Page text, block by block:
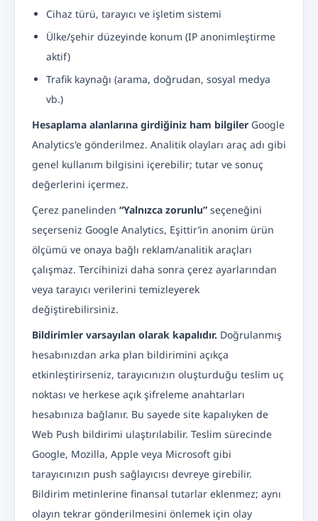
Cihaz türü, tarayıcı ve işletim sistemi
Ülke/şehir düzeyinde konum (IP anonimleştirme
aktif)
Trafik kaynağı (arama, doğrudan, sosyal medya
vb.)
Hesaplama alanlarına girdiğiniz ham bilgiler Google
Analytics'e gönderilmez. Analitik olayları araç adı gibi
genel kullanım bilgisini içerebilir; tutar ve sonuç
değerlerini içermez.
Çerez panelinden “Yalnızca zorunlu” seçeneğini
seçerseniz Google Analytics, Eşittir’in anonim ürün
ölçümü ve onaya bağlı reklam/analitik araçları
çalışmaz. Tercihinizi daha sonra çerez ayarlarından
veya tarayıcı verilerini temizleyerek
değiştirebilirsiniz.
Bildirimler varsayılan olarak kapalıdır. Doğrulanmış
hesabınızdan arka plan bildirimini açıkça
etkinleştirirseniz, tarayıcınızın oluşturduğu teslim uç
noktası ve herkese açık şifreleme anahtarları
hesabınıza bağlanır. Bu sayede site kapalıyken de
Web Push bildirimi ulaştırılabilir. Teslim sürecinde
Google, Mozilla, Apple veya Microsoft gibi
tarayıcınızın push sağlayıcısı devreye girebilir.
Bildirim metinlerine finansal tutarlar eklenmez; aynı
olayın tekrar gönderilmesini önlemek için olay